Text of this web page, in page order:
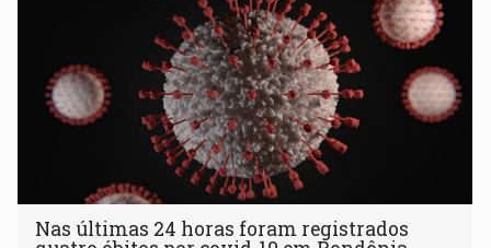
Nas últimas 24 horas foram registrados